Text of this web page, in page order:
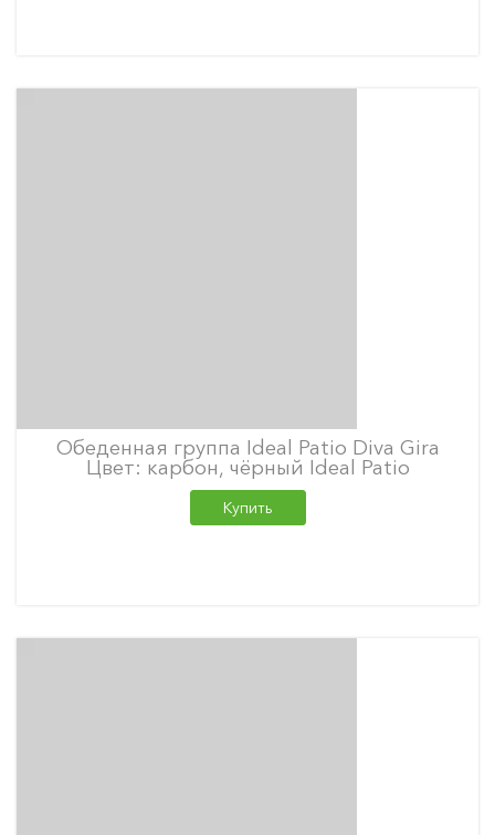
Обеденная группа Ideal Patio Diva Gira
Цвет: карбон, чёрный Ideal Patio
Купить